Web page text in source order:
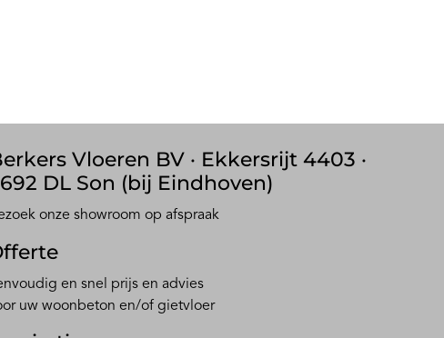
Vloeren BV · Ekkersrijt 4403 ·
DL Son (bij Eindhoven)
onze showroom op afspraak
en snel prijs en advies
uw woonbeton en/of gietvloer